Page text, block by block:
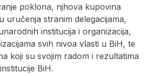
poklona, njhova kupovina
uručenja stranim delegacijama,
institucija i organizacija,
svih nivoa vlasti u BiH, te
koji su svojim radom i rezultatima
BiH.